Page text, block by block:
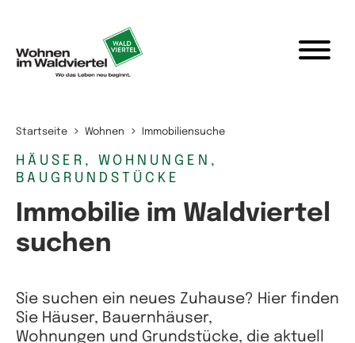
Startseite Wohnen Immobiliensuche
HÄUSER, WOHNUNGEN,
BAUGRUNDSTÜCKE
Immobilie im Waldviertel
suchen
Sie suchen ein neues Zuhause? Hier finden
Sie Häuser, Bauernhäuser,
Wohnungen und Grundstücke, die aktuell